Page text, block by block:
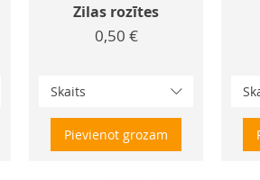
Zilas rozītes
Cena
0,50 €
Skaits
Pievienot grozam